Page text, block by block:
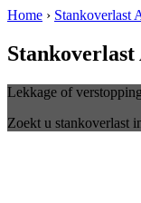
Home › Stankoverlast
Lekkage of
Zoekt u stankoverlast